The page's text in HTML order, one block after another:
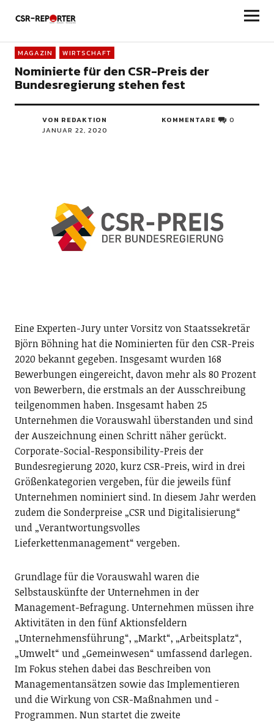
csr-reporter
MAGAZIN WIRTSCHAFT
Nominierte für den CSR-Preis der
Bundesregierung stehen fest
VON REDAKTION
JANUAR 22, 2020
KOMMENTARE 0
Eine Experten-Jury unter Vorsitz von Staatssekretär
Björn Böhning hat die Nominierten für den CSR-Preis
2020 bekannt gegeben. Insgesamt wurden 168
Bewerbungen eingereicht, davon mehr als 80 Prozent
von Bewerbern, die erstmals an der Ausschreibung
teilgenommen haben. Insgesamt haben 25
Unternehmen die Vorauswahl überstanden und sind
der Auszeichnung einen Schritt näher gerückt.
Corporate-Social-Responsibility-Preis der
Bundesregierung 2020, kurz CSR-Preis, wird in drei
Größenkategorien vergeben, für die jeweils fünf
Unternehmen nominiert sind. In diesem Jahr werden
zudem die Sonderpreise „CSR und Digitalisierung“
und „Verantwortungsvolles
Lieferkettenmanagement“ vergeben.
Grundlage für die Vorauswahl waren die
Selbstauskünfte der Unternehmen in der
Management-Befragung. Unternehmen müssen ihre
Aktivitäten in den fünf Aktionsfeldern
„Unternehmensführung“, „Markt“, „Arbeitsplatz“,
„Umwelt“ und „Gemeinwesen“ umfassend darlegen.
Im Fokus stehen dabei das Beschreiben von
Managementansätzen sowie das Implementieren
und die Wirkung von CSR-Maßnahmen und -
Programmen. Nun startet die zweite